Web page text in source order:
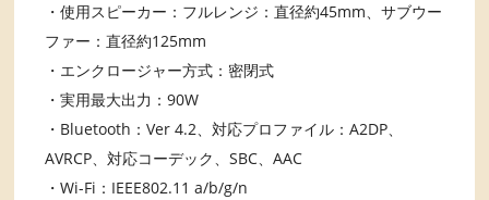
・使用スピーカー：フルレンジ：直径約45mm、サブウー
ファー：直径約125mm
・エンクロージャー方式：密閉式
・実用最大出力：90W
・Bluetooth：Ver 4.2、対応プロファイル：A2DP、
AVRCP、対応コーデック、SBC、AAC
・Wi-Fi：IEEE802.11 a/b/g/n